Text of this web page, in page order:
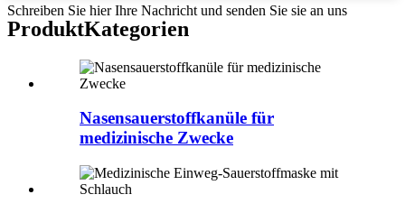
Schreiben Sie hier Ihre Nachricht und senden Sie sie an uns
ProduktKategorien
Nasensauerstoffkanüle für
medizinische Zwecke